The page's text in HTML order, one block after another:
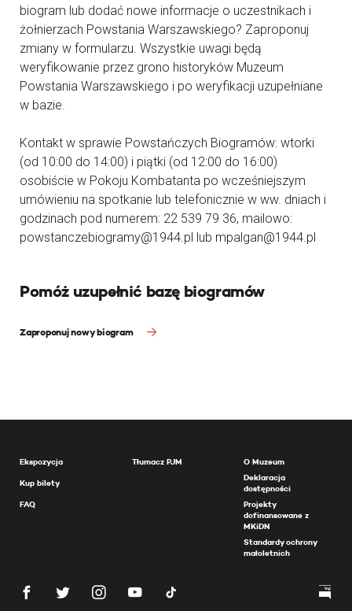
biogram lub dodać nowe informacje o uczestnikach i
żołnierzach Powstania Warszawskiego? Zaproponuj
zmiany w formularzu. Wszystkie uwagi będą
weryfikowanie przez grono historyków Muzeum
Powstania Warszawskiego i po weryfikacji uzupełniane
w bazie.
Kontakt w sprawie Powstańczych Biogramów: wtorki
(od 10:00 do 14:00) i piątki (od 12:00 do 16:00)
osobiście w Pokoju Kombatanta po wcześniejszym
umówieniu na spotkanie lub telefonicznie w ww. dniach i
godzinach pod numerem: 22 539 79 36, mailowo:
powstanczebiogramy@1944.pl lub mpalgan@1944.pl
Pomóż uzupełnić bazę biogramów
Zaproponuj nowy biogram
Ekspozycja
Kup bilety
FAQ
Tłumacz PJM
O Muzeum
Deklaracja
dostępności
Projekty
dofinansowane z
MKiDN
Standardy ochrony
małoletnich